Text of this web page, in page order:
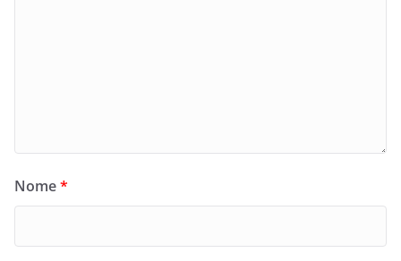
Nome*